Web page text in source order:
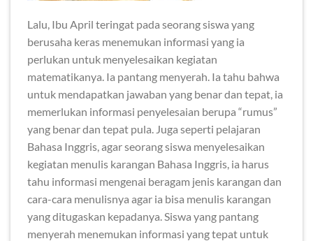
Lalu, Ibu April teringat pada seorang siswa yang
berusaha keras menemukan informasi yang ia
perlukan untuk menyelesaikan kegiatan
matematikanya. Ia pantang menyerah. Ia tahu bahwa
untuk mendapatkan jawaban yang benar dan tepat, ia
memerlukan informasi penyelesaian berupa “rumus”
yang benar dan tepat pula. Juga seperti pelajaran
Bahasa Inggris, agar seorang siswa menyelesaikan
kegiatan menulis karangan Bahasa Inggris, ia harus
tahu informasi mengenai beragam jenis karangan dan
cara-cara menulisnya agar ia bisa menulis karangan
yang ditugaskan kepadanya. Siswa yang pantang
menyerah menemukan informasi yang tepat untuk